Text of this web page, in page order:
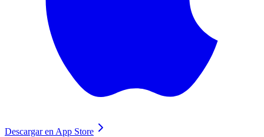
Descargar en App Store